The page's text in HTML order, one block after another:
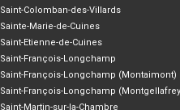
Saint-Colomban-des-Villards
Sainte-Marie-de-Cuines
Saint-Etienne-de-Cuines
Saint-François-Longchamp
Saint-François-Longchamp (Montaimont)
Saint-François-Longchamp
Saint-Martin-sur-la-Chambre